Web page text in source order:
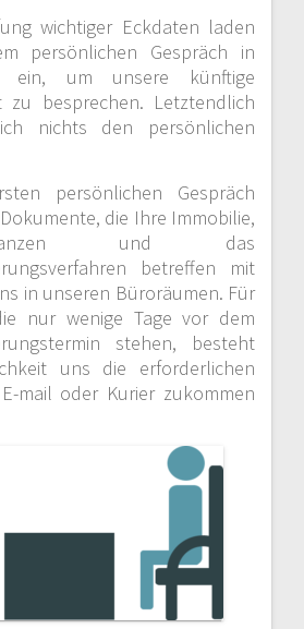
wichtiger Eckdaten laden
persönlichen Gespräch in
ein, um unsere künftige
zu besprechen. Letztendlich
nichts den persönlichen
persönlichen Gespräch
die Ihre Immobilie,
und das
betreffen mit
in unseren Büroräumen. Für
nur wenige Tage vor dem
stehen, besteht
uns die erforderlichen
mail oder Kurier zukommen